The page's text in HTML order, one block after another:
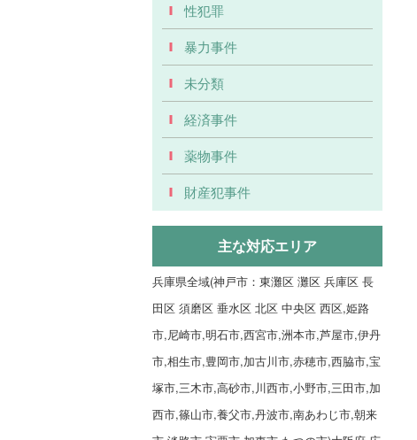
性犯罪
暴力事件
未分類
経済事件
薬物事件
財産犯事件
主な対応エリア
兵庫県全域(神戸市：東灘区 灘区 兵庫区 長
田区 須磨区 垂水区 北区 中央区 西区,姫路
市,尼崎市,明石市,西宮市,洲本市,芦屋市,伊丹
市,相生市,豊岡市,加古川市,赤穂市,西脇市,宝
塚市,三木市,高砂市,川西市,小野市,三田市,加
西市,篠山市,養父市,丹波市,南あわじ市,朝来